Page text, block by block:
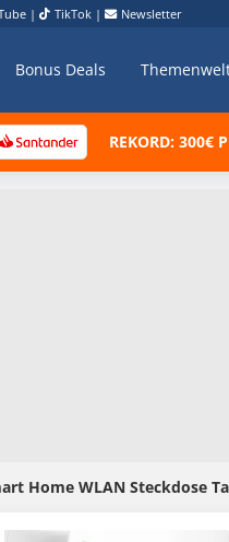
| TikTok | Newsletter
Bonus Deals
REKORD:
Home WLAN Steckdose